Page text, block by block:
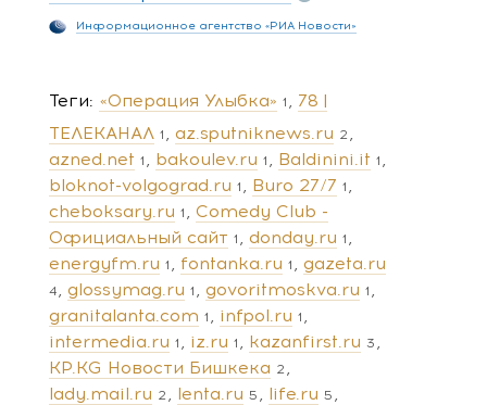
Информационное агентство «РИА Новости»
Теги «Операция Улыбка» 1
78 |
ТЕЛЕКАНАЛ 1 az.sputniknews.ru 2
azned.net 1 bakoulev.ru 1 Baldinini.it 1
bloknot-volgograd.ru 1 Buro 27/7 1
cheboksary.ru 1
Comedy Club -
Официальный сайт 1 donday.ru 1
energyfm.ru 1 fontanka.ru 1 gazeta.ru
4 glossymag.ru 1 govoritmoskva.ru 1
granitalanta.com 1 infpol.ru 1
intermedia.ru 1 iz.ru 1 kazanfirst.ru 3
KP.KG Новости Бишкека 2
lady.mail.ru 2 lenta.ru 5 life.ru 5